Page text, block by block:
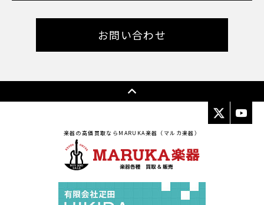
お問い合わせ
楽器の高価買取ならMARUKA楽器（マルカ楽器）